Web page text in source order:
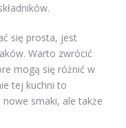
się prosta, jest
Warto zwrócić
mogą się różnić w
tej kuchni to
smaki, ale także